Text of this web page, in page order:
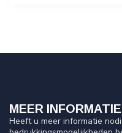
MEER INFORMATIE
Heeft u meer informatie